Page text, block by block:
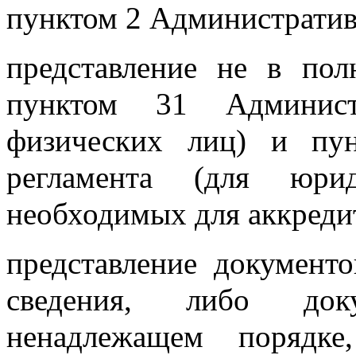
пунктом 2
представление не в
пунктом 31
физических лиц) и
регламента (для
необходимых для
представление
сведения, либо
ненадлежащем